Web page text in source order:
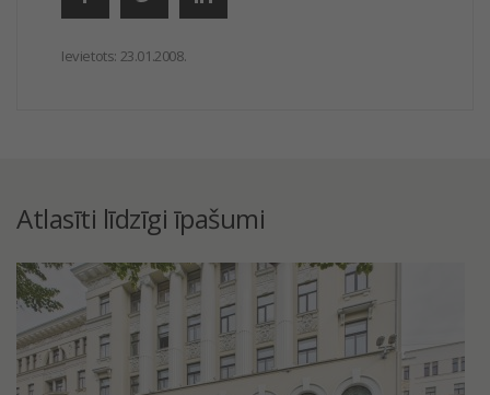
Ievietots: 23.01.2008.
Atlasīti līdzīgi īpašumi